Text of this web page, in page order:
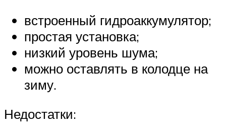
встроенный гидроаккумулятор;
простая установка;
низкий уровень шума;
можно оставлять в колодце на
зиму.
Недостатки: